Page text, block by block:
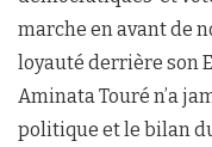
marche en avant de
loyauté derrière son
Aminata Touré n’a
politique et le bilan